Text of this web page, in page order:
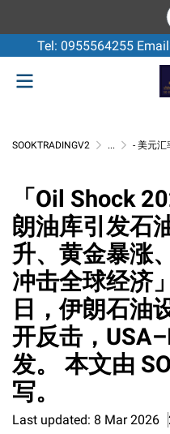
Tel: 0955564255
SOOKTRADINGV2 ... - 美元汇
「Oil Shock
朗油库引发石
升、黄金暴涨
冲击全球经济
日，伊朗石油
开反击，
发。 本文由
写。
Last updated: 8 Mar 2026